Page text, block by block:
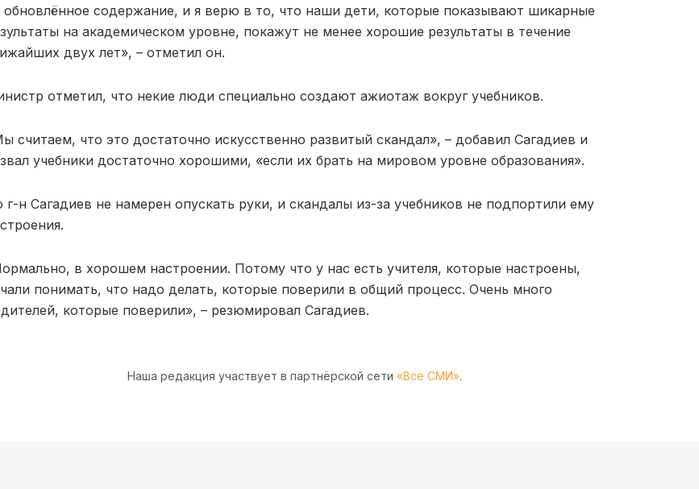
обновлённое содержание, и я верю в то, что наши дети, которые показывают шикарные
на академическом уровне, покажут не менее хорошие результаты в течение
двух лет», – отметил он.
отметил, что некие люди специально создают ажиотаж вокруг учебников.
считаем, что это достаточно искусственно развитый скандал», – добавил Сагадиев и
учебники достаточно хорошими, «если их брать на мировом уровне образования».
г-н Сагадиев не намерен опускать руки, и скандалы из-за учебников не подпортили ему
в хорошем настроении. Потому что у нас есть учителя, которые настроены,
понимать, что надо делать, которые поверили в общий процесс. Очень много
которые поверили», – резюмировал Сагадиев.
Наша редакция участвует в партнёрской сети «Все СМИ».